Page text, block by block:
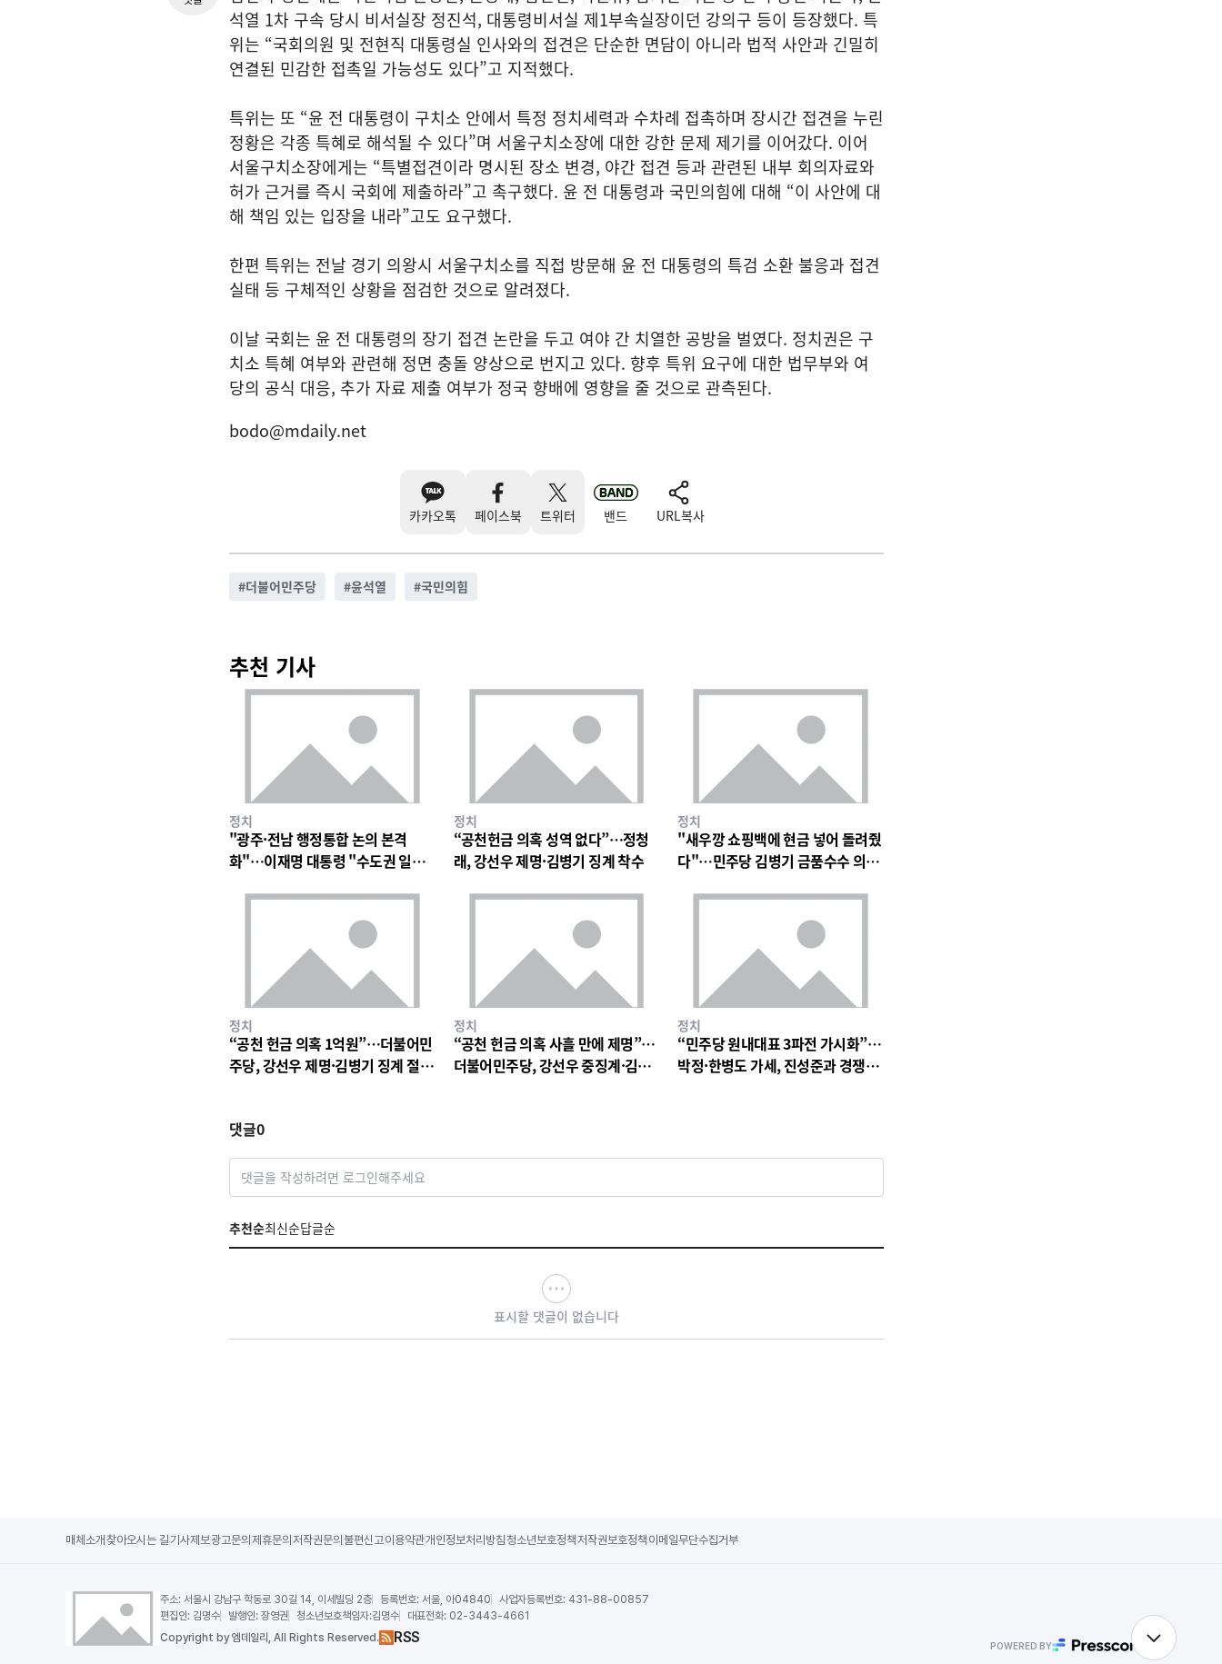
석열 1차 구속 당시 비서실장 정진석, 대통령비서실 제1부속실장이던 강의구 등이 등장했다. 특
위는 “국회의원 및 전현직 대통령실 인사와의 접견은 단순한 면담이 아니라 법적 사안과 긴밀히
연결된 민감한 접촉일 가능성도 있다”고 지적했다.
특위는 또 “윤 전 대통령이 구치소 안에서 특정 정치세력과 수차례 접촉하며 장시간 접견을 누린
정황은 각종 특혜로 해석될 수 있다”며 서울구치소장에 대한 강한 문제 제기를 이어갔다. 이어
서울구치소장에게는 “특별접견이라 명시된 장소 변경, 야간 접견 등과 관련된 내부 회의자료와
허가 근거를 즉시 국회에 제출하라”고 촉구했다. 윤 전 대통령과 국민의힘에 대해 “이 사안에 대
해 책임 있는 입장을 내라”고도 요구했다.
한편 특위는 전날 경기 의왕시 서울구치소를 직접 방문해 윤 전 대통령의 특검 소환 불응과 접견
실태 등 구체적인 상황을 점검한 것으로 알려졌다.
이날 국회는 윤 전 대통령의 장기 접견 논란을 두고 여야 간 치열한 공방을 벌였다. 정치권은 구
치소 특혜 여부와 관련해 정면 충돌 양상으로 번지고 있다. 향후 특위 요구에 대한 법무부와 여
당의 공식 대응, 추가 자료 제출 여부가 정국 향배에 영향을 줄 것으로 관측된다.
bodo@mdaily.net
카카오톡 페이스북 트위터 밴드 URL복사
#더불어민주당 #윤석열 #국민의힘
추천 기사
정치
"광주·전남 행정통합 논의 본격
화"…이재명 대통령 "수도권 일극
정치
“공천헌금 의혹 성역 없다”…정청
래, 강선우 제명·김병기 징계 착수
정치
"새우깡 쇼핑백에 현금 넣어 돌려줬
다"…민주당 김병기 금품수수 의혹
정치
“공천 헌금 의혹 1억원”…더불어민
주당, 강선우 제명·김병기 징계 절
정치
“공천 헌금 의혹 사흘 만에 제명”…
더불어민주당, 강선우 중징계·김병
정치
“민주당 원내대표 3파전 가시화”…
박정·한병도 가세, 진성준과 경쟁
댓글0
댓글을 작성하려면 로그인해주세요
추천순최신순답글순
표시할 댓글이 없습니다
매체소개 찾아오시는 길기사제보광고문의 제휴문의 저작권문의 불편신고이용약관개인정보처리방침 청소년보호정책저작권보호정책 이메일무단수집거부
주소:서울시 강남구 학동로 30길 14, 이세빌딩 2층 등록번호: 서울, 아04840 사업자등록번호: 431-88-00857
편집인: 김명수 발행인:장영권 청소년보호책임자:김명수 대표전화: 02-3443-4661
Copyright by 엠데일리, All Rights Reserved. RSS POWERED BY